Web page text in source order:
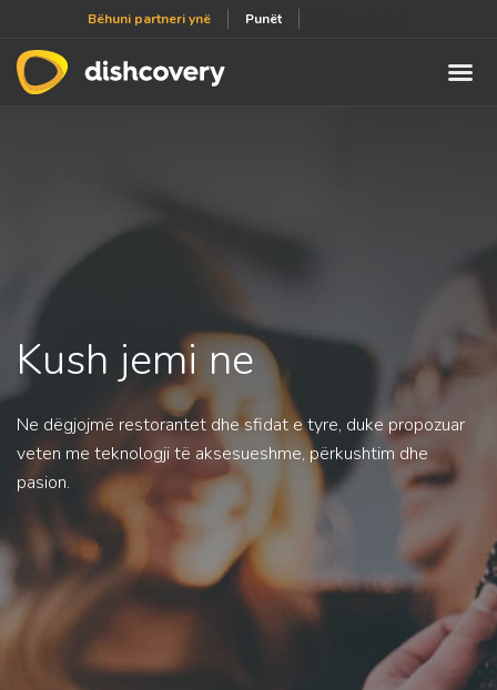
Bëhuni partneri ynë Punët
Kush jemi ne
Ne dëgjojmë restorantet dhe sfidat e tyre, duke propozuar
veten me teknologji të aksesueshme, përkushtim dhe
pasion.